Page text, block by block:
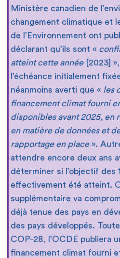
Ministère canadien de
changement climatique et
de l’Environnement ont
déclarant qu’ils sont «
atteint cette année[2023]
l’échéance initialement
néanmoins averti que « les
financement climat fourni
disponibles avant 2025, en
en matière de données et
rapportage en place».
attendre encore deux ans
déterminer si l’objectif des
effectivement été atteint.
supplémentaire va
déjà tenue des pays en
des pays développés.
COP-28, l’OCDE publiera
financement climat fourni